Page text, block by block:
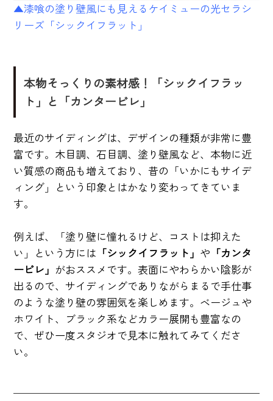
▲漆喰の塗り壁風にも見えるケイミューの光セラシ
リーズ「シックイフラット」
本物そっくりの素材感！「シックイフラッ
ト」と「カンタービレ」
最近のサイディングは、デザインの種類が非常に豊
富です。木目調、石目調、塗り壁風など、本物に近
い質感の商品も増えており、昔の「いかにもサイデ
ィング」という印象とはかなり変わってきていま
す。
例えば、「塗り壁に憧れるけど、コストは抑えた
い」という方には 「シックイフラット」 や 「カンタ
ービレ」 がおススメです。表面にやわらかい陰影が
出るので、サイディングでありながらまるで手仕事
のような塗り壁の雰囲気を楽しめます。ベージュや
ホワイト、ブラック系などカラー展開も豊富なの
で、ぜひ一度スタジオで見本に触れてみてくださ
い。